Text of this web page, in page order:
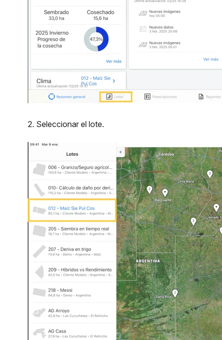
2. Seleccionar el lote.